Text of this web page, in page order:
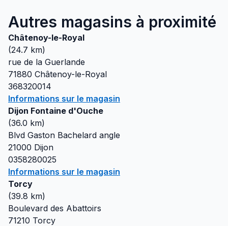
Autres magasins à proximité
Châtenoy-le-Royal
(24.7 km)
rue de la Guerlande
71880 Châtenoy-le-Royal
368320014
Informations sur le magasin
Dijon Fontaine d'Ouche
(36.0 km)
Blvd Gaston Bachelard angle
21000 Dijon
0358280025
Informations sur le magasin
Torcy
(39.8 km)
Boulevard des Abattoirs
71210 Torcy